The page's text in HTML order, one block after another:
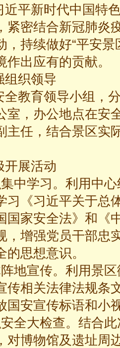
平新时代中国特
紧密结合新冠肺炎
，持续做好“平安
作出应有的贡献。
组织领导
教育领导小组，
室，办公地点在安
主任，结合景区实
展活动
中学习。利用中
习《习近平关于总
国家安全法》和《
，增强党员干部忠
思想意识。
地宣传。利用景
传相关法律法规条
国安宣传标语和小
全大检查。结合
对博物馆及遗址周